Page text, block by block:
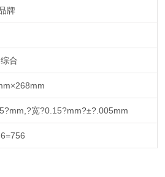
牌
合
宽?0.15?mm?±?.005mm